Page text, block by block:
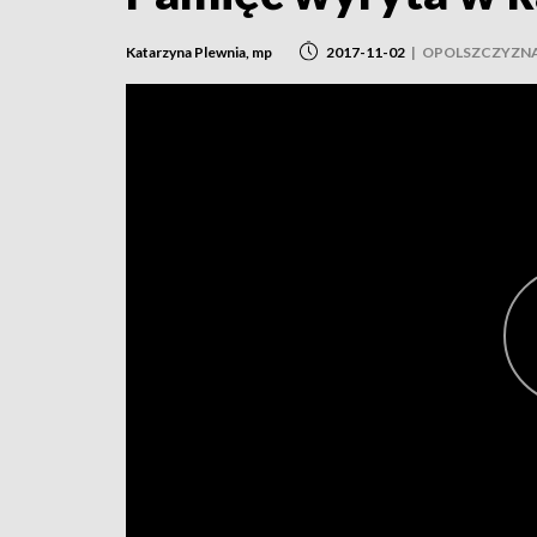
Katarzyna Plewnia, mp 2017-11-02 |